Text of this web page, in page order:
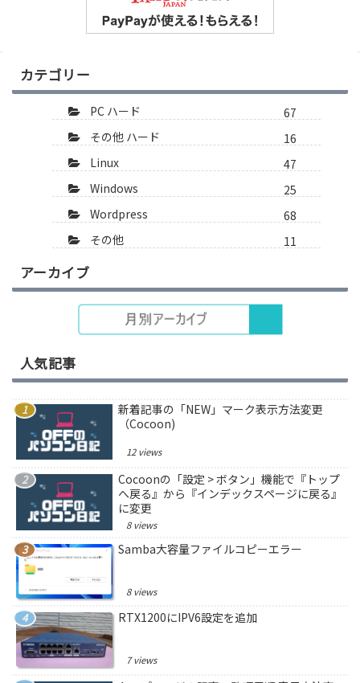
カテゴリー
PC ハード
67
その他 ハード
16
Linux
47
Windows
25
Wordpress
68
その他
11
アーカイブ
人気記事
新着記事の「NEW」マーク表示方法変更
（Cocoon)
12 views
Cocoonの「設定 > ボタン」機能で『トップ
へ戻る』から『インデックスページに戻る』
に変更
8 views
Samba大容量ファイルコピーエラー
8 views
RTX1200にIPV6設定を追加
7 views